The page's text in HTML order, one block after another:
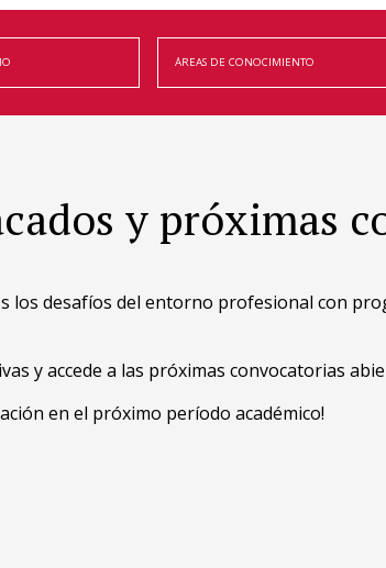
y próximas
los desafíos del entorno profesional con
y accede a las próximas convocatorias
en el próximo período académico!